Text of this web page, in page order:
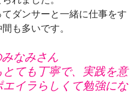
ダンサーと一緒に仕事をす
も多いです。
なみさん
とても丁寧で、実践を意
イラらしくて勉強にな